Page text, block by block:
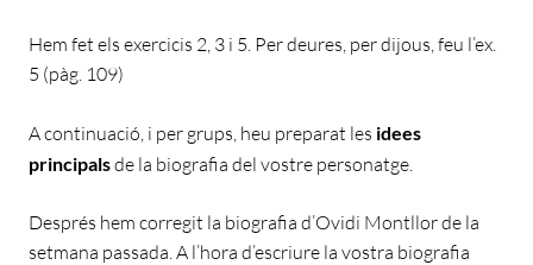
Hem fet els exercicis 2, 3 i 5. Per deures, per dijous, feu l’ex.
5 (pàg. 109)
A continuació, i per grups, heu preparat les idees
principalsde la biografia del vostre personatge.
Després hem corregit la biografia d’Ovidi Montllor de la
setmana passada. A l’hora d’escriure la vostra biografia